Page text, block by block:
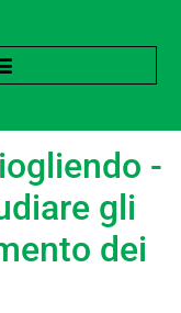
-
gli
dei